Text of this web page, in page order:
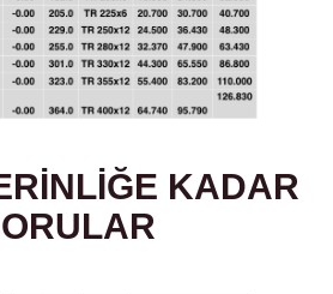
KADAR